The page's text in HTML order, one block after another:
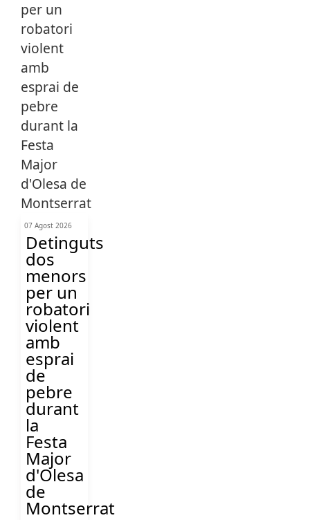
07 Agost 2026
Detinguts
dos
menors
per un
robatori
violent
amb
esprai
de
pebre
durant
la
Festa
Major
d'Olesa
de
Montserrat